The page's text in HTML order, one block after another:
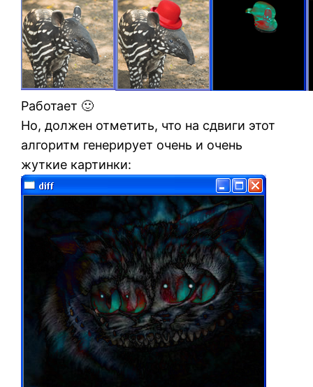
Работает 🙂
Но, должен отметить, что на сдвиги этот
алгоритм генерирует очень и очень
жуткие картинки: